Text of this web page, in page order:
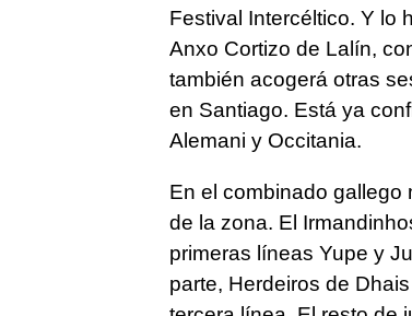
Festival Intercéltico. Y lo
Anxo Cortizo de Lalín,
también acogerá otras
en Santiago. Está ya
Alemani y Occitania.
En el combinado gallego
de la zona. El
primeras líneas Yupe y
parte, Herdeiros de